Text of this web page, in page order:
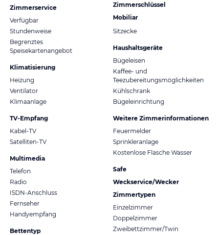
Zimmerservice
Verfügbar
Stundenweise
Begrenztes
Speisekartenangebot
Klimatisierung
Heizung
Ventilator
Klimaanlage
TV-Empfang
Kabel-TV
Satelliten-TV
Multimedia
Telefon
Radio
ISDN-Anschluss
Fernseher
Handyempfang
Bettentyp
Zimmerschlüssel
Mobiliar
Sitzecke
Haushaltsgeräte
Bügeleisen
Kaffee- und
Teezubereitungsmöglichkeiten
Kühlschrank
Bügeleinrichtung
Weitere Zimmerinformationen
Feuermelder
Sprinkleranlage
Kostenlose Flasche Wasser
Safe
Weckservice/Wecker
Zimmertypen
Einzelzimmer
Doppelzimmer
Zweibettzimmer/Twin